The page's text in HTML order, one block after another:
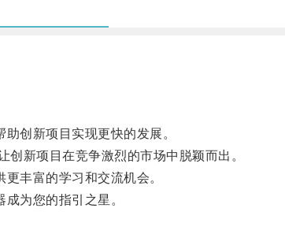
创新项目实现更快的发展。
新项目在竞争激烈的市场中脱颖而出。
丰富的学习和交流机会。
为您的指引之星。